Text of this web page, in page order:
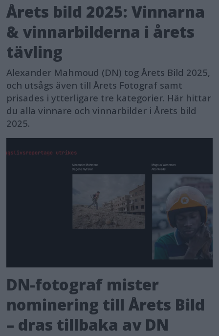
Årets bild 2025: Vinnarna
& vinnarbilderna i årets
tävling
Alexander Mahmoud (DN) tog Årets Bild 2025,
och utsågs även till Årets Fotograf samt
prisades i ytterligare tre kategorier. Här hittar
du alla vinnare och vinnarbilder i Årets bild
2025.
DN-fotograf mister
nominering till Årets Bild
– dras tillbaka av DN